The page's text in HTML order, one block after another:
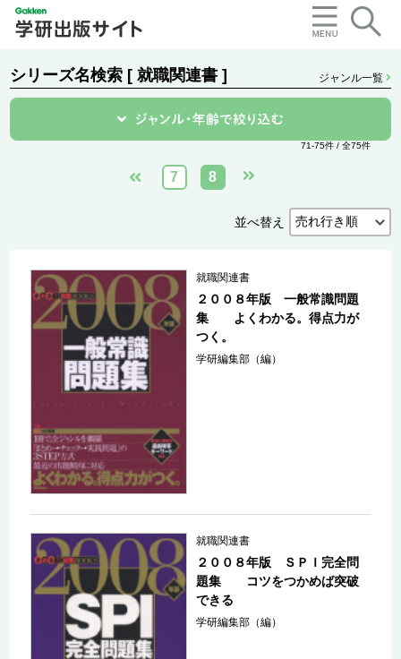
シリーズ名検索 [ 就職関連書 ] ジャンル一覧
71-75件 / 全75件
7 8
並べ替え
就職関連書
２００８年版 一般常識問題
集 よくわかる。得点力が
つく。
学研編集部（編）
就職関連書
２００８年版 ＳＰＩ完全問
題集 コツをつかめば突破
できる
学研編集部（編）